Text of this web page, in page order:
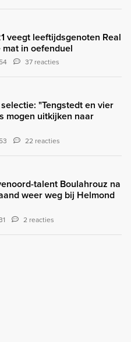
veegt leeftijdsgenoten Real
in oefenduel
37 reacties
"Tengstedt en vier
mogen uitkijken naar
22 reacties
talent Boulahrouz na
weer weg bij Helmond
2 reacties